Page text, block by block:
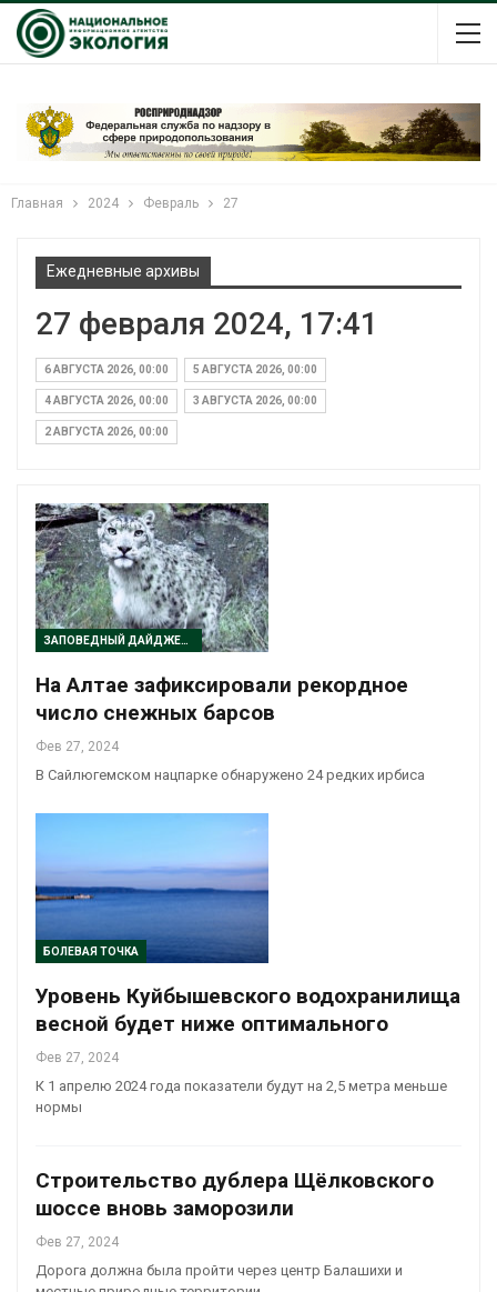
Главная 2024 Февраль 27
Ежедневные архивы
27 февраля 2024, 17:41
6 АВГУСТА 2026, 00:00 5 АВГУСТА 2026, 00:00
4 АВГУСТА 2026, 00:00 3 АВГУСТА 2026, 00:00
2 АВГУСТА 2026, 00:00
ЗАПОВЕДНЫЙ ДАЙДЖЕСТ
На Алтае зафиксировали рекордное
число снежных барсов
Фев 27, 2024
В Сайлюгемском нацпарке обнаружено 24 редких ирбиса
БОЛЕВАЯ ТОЧКА
Уровень Куйбышевского водохранилища
весной будет ниже оптимального
Фев 27, 2024
К 1 апрелю 2024 года показатели будут на 2,5 метра меньше
нормы
Строительство дублера Щёлковского
шоссе вновь заморозили
Фев 27, 2024
Дорога должна была пройти через центр Балашихи и